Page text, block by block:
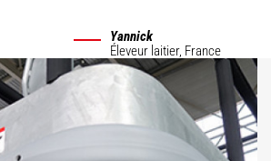
Yannick
Éleveur laitier, France